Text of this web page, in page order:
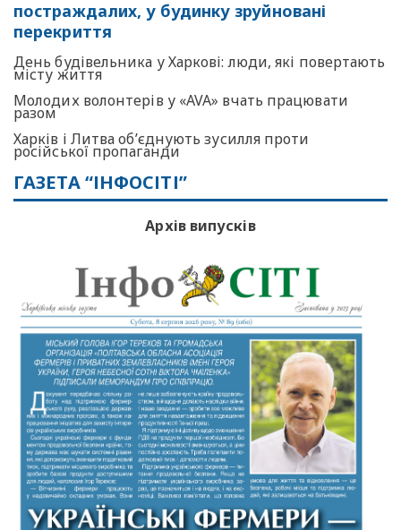
постраждалих, у будинку зруйновані
перекриття
День будівельника у Харкові: люди, які повертають
місту життя
Молодих волонтерів у «AVA» вчать працювати
разом
Харків і Литва об’єднують зусилля проти
російської пропаганди
ГАЗЕТА “ІНФОСІТІ”
Архів випусків